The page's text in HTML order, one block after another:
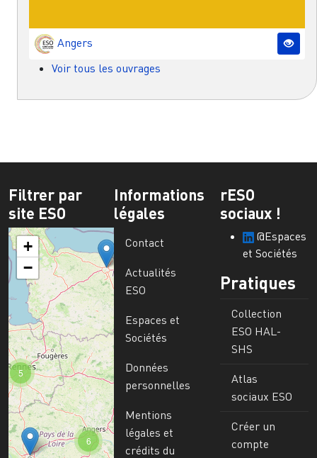
Angers
Voir tous les ouvrages
Filtrer par
site ESO
6
5
+
−
Informations
légales
Contact
Actualités
ESO
Espaces et
Sociétés
Données
personnelles
Mentions
légales et
crédits du
rESO
sociaux !
@Espaces
et Sociétés
Pratiques
Collection
ESO HAL-
SHS
Atlas
sociaux ESO
Créer un
compte